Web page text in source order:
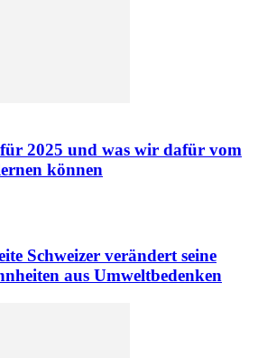
für 2025 und was wir dafür vom
können
Schweizer verändert seine
aus Umweltbedenken